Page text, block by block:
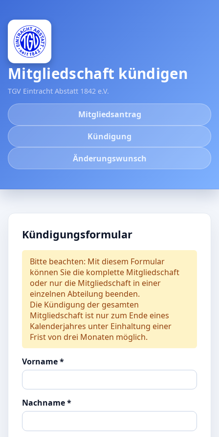
Mitgliedschaft kündigen
TGV Eintracht Abstatt 1842 e.V.
Mitgliedsantrag
Kündigung
Änderungswunsch
Kündigungsformular
Bitte beachten: Mit diesem Formular
können Sie die komplette Mitgliedschaft
oder nur die Mitgliedschaft in einer
einzelnen Abteilung beenden.
Die Kündigung der gesamten
Mitgliedschaft ist nur zum Ende eines
Kalenderjahres unter Einhaltung einer
Frist von drei Monaten möglich.
Vorname *
Nachname *